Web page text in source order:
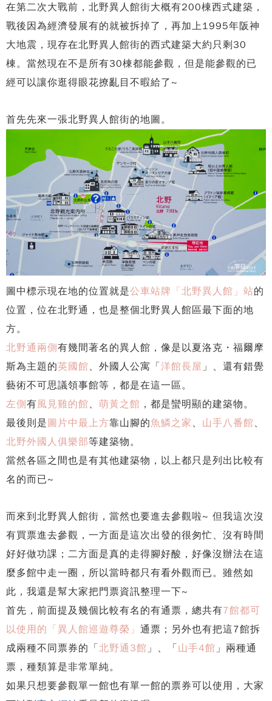
在第二次大戰前，北野異人館街大概有200棟西式建築，
戰後因為經濟發展有的就被拆掉了，再加上1995年阪神
大地震，現存在北野異人館街的西式建築大約只剩30
棟。當然現在不是所有30棟都能參觀，但是能參觀的已
經可以讓你逛得眼花撩亂目不暇給了~
首先先來一張北野異人館街的地圖。
圖中標示現在地的位置就是公車站牌「北野異人館」站的
位置，位在北野通，也是整個北野異人館區最下面的地
方。
北野通兩側有幾間著名的異人館，像是以夏洛克・福爾摩
斯為主題的英國館、外國人公寓「洋館長屋 」、還有錯覺
藝術不可思議領事館等，都是在這一區。
左側有風見雞的館、 萌黃之館 ，都是蠻明顯的建築物。
最後則是圖片中最上方靠山腳的魚鱗之家 、 山手八番館、
北野外國人俱樂部等建築物。
當然各區之間也是有其他建築物，以上都只是列出比較有
名的而已~
而來到北野異人館街，當然也要進去參觀啦~ 但我這次沒
有買票進去參觀，一方面是這次出發的很匆忙、沒有時間
好好做功課；二方面是真的走得腳好酸，好像沒辦法在這
麼多館中走一圈，所以當時都只有看外觀而已。雖然如
此，我還是幫大家把門票資訊整理一下~
首先，前面提及幾個比較有名的有通票，總共有7館都可
以使用的「異人館巡遊尊榮」 通票；另外也有把這7館拆
成兩種不同票券的「北野通3館 」、「山手4館 」兩種通
票，種類算是非常單純。
如果只想要參觀單一館也有單一館的票券可以使用，大家